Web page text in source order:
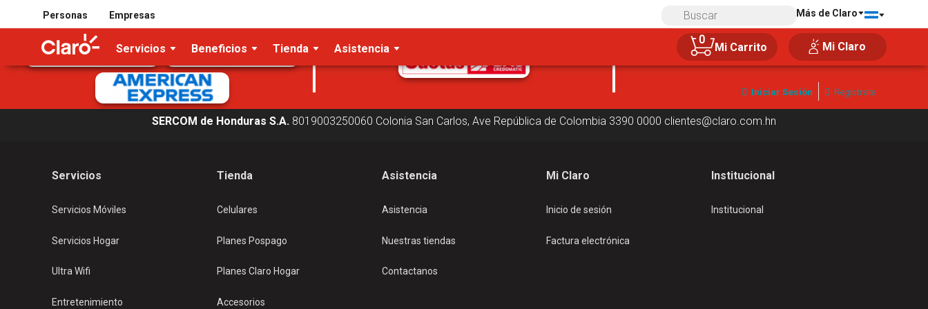
Personas Empresas Más de Claro
Servicios Beneficios Tienda Asistencia
0
Mi Carrito Mi Claro
Iniciar Sesión Regístrate
Tarjetas de crédito/débito aceptadas
Compra 100% segura
SERCOM de Honduras S.A. 8019003250060 Colonia San Carlos, Ave República de Colombia 3390 0000 clientes@claro.com.hn
Servicios
Servicios Móviles
Servicios Hogar
Ultra Wifi
Entretenimiento
Tienda
Celulares
Planes Pospago
Planes Claro Hogar
Accesorios
Asistencia
Asistencia
Nuestras tiendas
Contactanos
Mi Claro
Inicio de sesión
Factura electrónica
Institucional
Institucional